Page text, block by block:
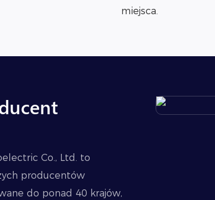
miejsca.
Co., Ltd. to
producentów
do ponad 40 krajów,